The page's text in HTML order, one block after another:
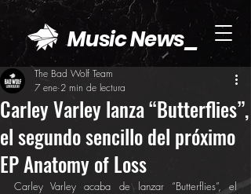
Music News_
Carley Varley lanza “Butterflies”,
el segundo sencillo del próximo
EP Anatomy of Loss
The Bad Wolf Team
7 ene 2 min de lectura
Carley Varley acaba de lanzar “Butterflies”, el